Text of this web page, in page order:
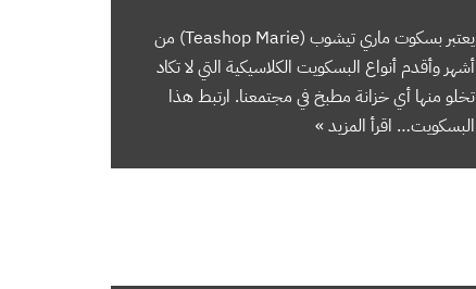
يعتبر بسكوت ماري تيشوب (Teashop Marie) من
أشهر وأقدم أنواع البسكويت الكلاسيكية التي لا تكاد
تخلو منها أي خزانة مطبخ في مجتمعنا. ارتبط هذا
البسكويت… اقرأ المزيد »